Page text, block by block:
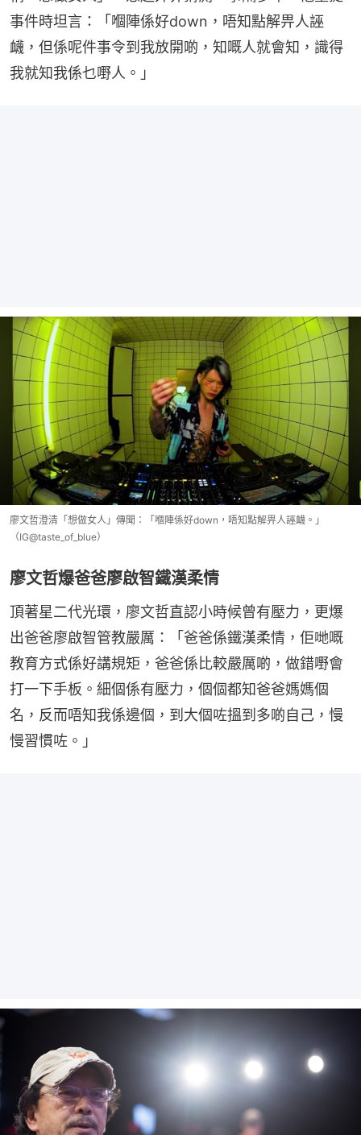
事件時坦言：「嗰陣係好down，唔知點解畀人誣
衊，但係呢件事令到我放開啲，知嘅人就會知，識得
我就知我係乜嘢人。」
廖文哲澄清「想做女人」傳聞：「嗰陣係好down，唔知點解畀人誣衊。」
（IG@taste_of_blue）
廖文哲爆爸爸廖啟智鐵漢柔情
頂著星二代光環，廖文哲直認小時候曾有壓力，更爆
出爸爸廖啟智管教嚴厲：「爸爸係鐵漢柔情，佢哋嘅
教育方式係好講規矩，爸爸係比較嚴厲啲，做錯嘢會
打一下手板。細個係有壓力，個個都知爸爸媽媽個
名，反而唔知我係邊個，到大個咗搵到多啲自己，慢
慢習慣咗。」